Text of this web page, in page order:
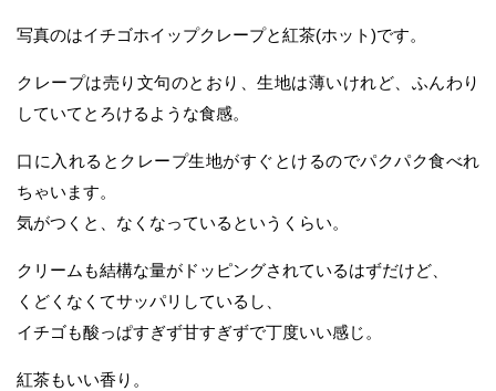
写真のはイチゴホイップクレープと紅茶(ホット)です。
クレープは売り文句のとおり、生地は薄いけれど、ふんわり
していてとろけるような食感。
口に入れるとクレープ生地がすぐとけるのでパクパク食べれ
ちゃいます。
気がつくと、なくなっているというくらい。
クリームも結構な量がドッピングされているはずだけど、
くどくなくてサッパリしているし、
イチゴも酸っぱすぎず甘すぎずで丁度いい感じ。
紅茶もいい香り。